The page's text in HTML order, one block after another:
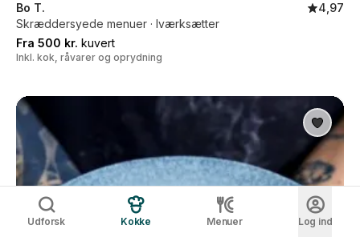
Bo T.
4,97
Skræddersyede menuer · Iværksætter
Fra 500 kr. kuvert
Inkl. kok, råvarer og oprydning
Udforsk Kokke Menuer Log ind